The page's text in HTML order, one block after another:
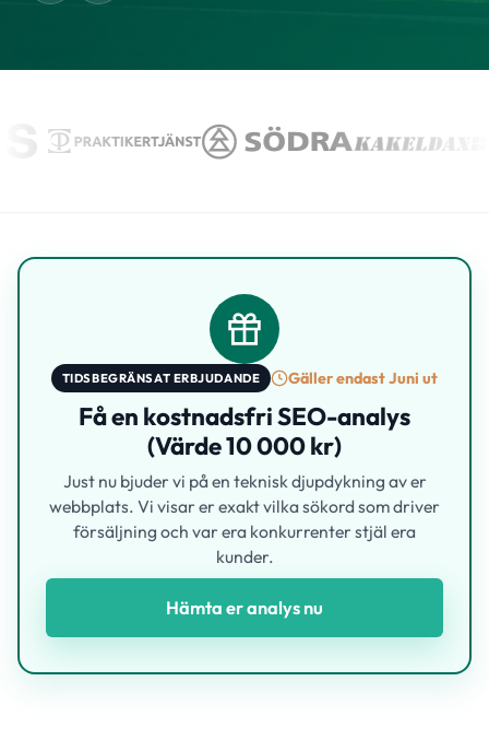
TIDSBEGRÄNSAT ERBJUDANDE Gäller endast Juni ut
Få en kostnadsfri SEO-analys
(Värde 10 000 kr)
Just nu bjuder vi på en teknisk djupdykning av er
webbplats. Vi visar er exakt vilka sökord som driver
försäljning och var era konkurrenter stjäl era
kunder.
Hämta er analys nu